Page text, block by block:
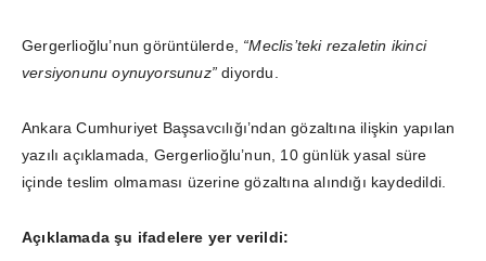
Gergerlioğlu’nun görüntülerde, “Meclis’teki rezaletin ikinci
versiyonunu oynuyorsunuz” diyordu.
Ankara Cumhuriyet Başsavcılığı’ndan gözaltına ilişkin yapılan
yazılı açıklamada, Gergerlioğlu’nun, 10 günlük yasal süre
içinde teslim olmaması üzerine gözaltına alındığı kaydedildi.
Açıklamada şu ifadelere yer verildi: